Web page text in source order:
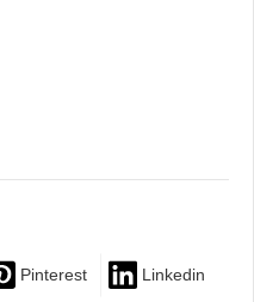
Pinterest Linkedin